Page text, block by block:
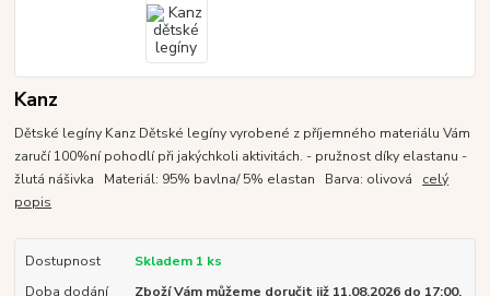
Kanz
Dětské legíny Kanz Dětské legíny vyrobené z příjemného materiálu Vám
zaručí 100%ní pohodlí při jakýchkoli aktivitách. - pružnost díky elastanu -
žlutá nášivka Materiál: 95% bavlna/ 5% elastan Barva: olivová celý
popis
Dostupnost
Skladem 1 ks
Doba dodání
Zboží Vám můžeme doručit již 11.08.2026 do 17:00.